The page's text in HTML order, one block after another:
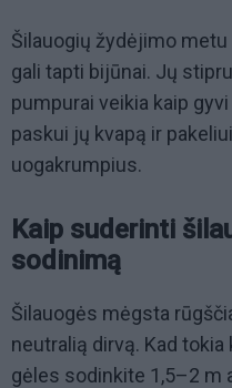
Šilauogių žydėjimo
gali tapti bijūnai. Jų
pumpurai veikia kaip
paskui jų kvapą ir
uogakrumpius.
Kaip suderinti
sodinimą
Šilauogės mėgsta
neutralią dirvą. Kad
gėles sodinkite 1,5–2 m